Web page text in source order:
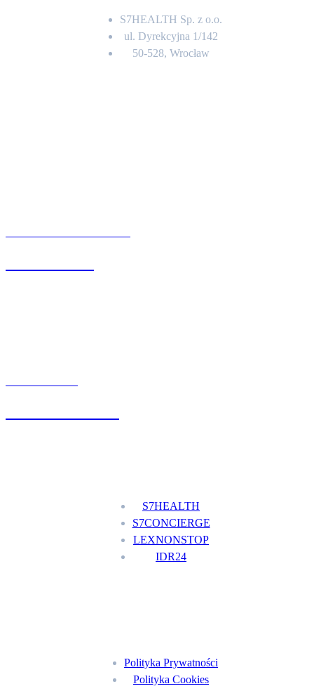
S7HEALTH Sp. z o.o.
ul. Dyrekcyjna 1/142
50-528, Wrocław
S7HEALTH
S7CONCIERGE
LEXNONSTOP
IDR24
Polityka Prywatności
Polityka Cookies